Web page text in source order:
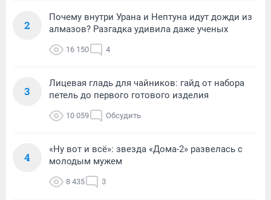
2
Почему внутри Урана и Нептуна идут дожди из
алмазов? Разгадка удивила даже ученых
16 150 4
3
Лицевая гладь для чайников: гайд от набора
петель до первого готового изделия
10 059 Обсудить
4
«Ну вот и всё»: звезда «Дома-2» развелась с
молодым мужем
8 435 3